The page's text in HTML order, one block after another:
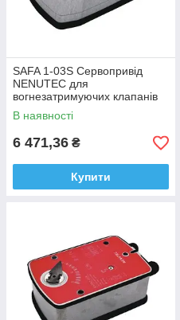
SAFA 1-03S Сервопривід
NENUTEC для
вогнезатримуючих клапанів
без термодатчика 3Nm 24v
В наявності
6 471,36 ₴
Купити